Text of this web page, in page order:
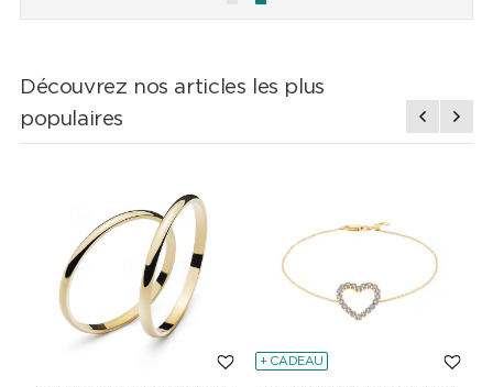
Découvrez nos articles les plus
populaires
+ CADEAU